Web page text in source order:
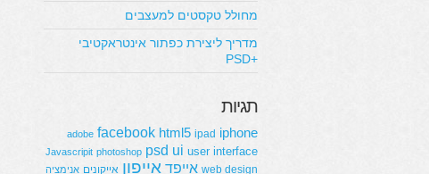
מחולל טקסטים למעצבים
מדריך ליצירת כפתור אינטראקטיבי
+PSD
תגיות
adobe facebook html5 ipad iphone
Javascripit photoshop psd ui user interface
web design אייפד אייפון אייקונים אנימציה